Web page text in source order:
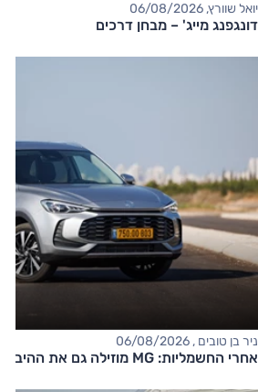
יואל שוורץ, 06/08/2026
דונגפנג מייג' – מבחן דרכים
ניר בן טובים , 06/08/2026
אחרי החשמליות: MG מוזילה גם את ההיברידיות